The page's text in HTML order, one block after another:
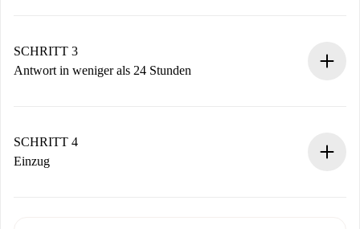
Denk daran, dass wir dich erst belasten, wenn der
Vermieter zustimmt.
SCHRITT 3
Antwort in weniger als 24 Stunden
stellen den Kontakt her.
Wenn der Vermieter ablehnen muss, entstehen keine
SCHRITT 4
Einzug